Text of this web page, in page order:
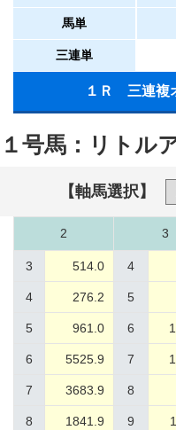
馬単
三連単
１Ｒ 三連
１号馬：リトル
【軸馬選択】
2 3
3 514.0 4
4 276.2 5
5 961.0 6
6 5525.9 7
7 3683.9 8
8 1841.9 9